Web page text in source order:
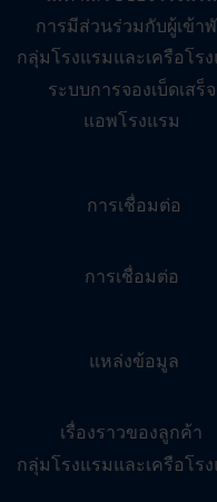
การมีส่วนร่วมกับผู้เข้า
กลุ่มโรงแรมและเครือโร
ระบบการจองเบ็ดเสร็จ
แอพโรงแรม
การเชื่อมต่อ
การเชื่อมต่อ
แหล่งข้อมูล
เรื่องราวของลูกค้า
กลุ่มโรงแรมและเครือโร